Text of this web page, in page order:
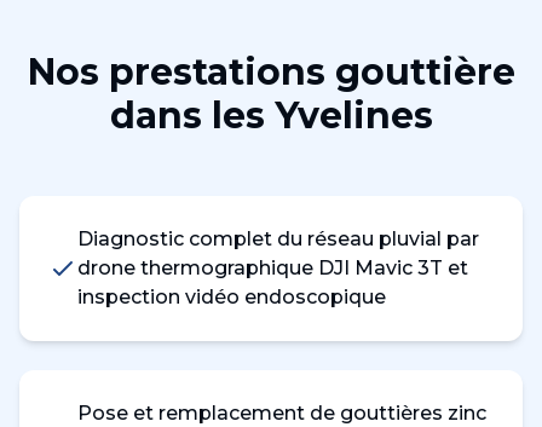
Nos prestations gouttière
dans les Yvelines
Diagnostic complet du réseau pluvial par
drone thermographique DJI Mavic 3T et
inspection vidéo endoscopique
Pose et remplacement de gouttières zinc